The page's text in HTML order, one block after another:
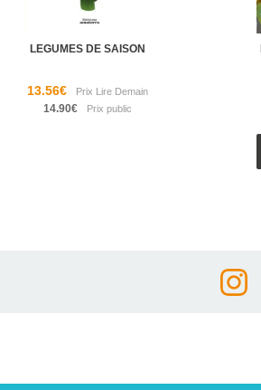
LEGUMES DE SAISON
13.56€
14.90€